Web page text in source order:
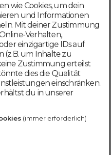
bestätigst du,
akzeptierst
der
wie Cookies, um dein
und Informationen
Mit deiner Zustimmung
Verhalten,
einzigartige IDs auf
(z.B. um Inhalte zu
Zustimmung erteilst
dies die Qualität
einschränken.
du in unserer
(immer erforderlich)